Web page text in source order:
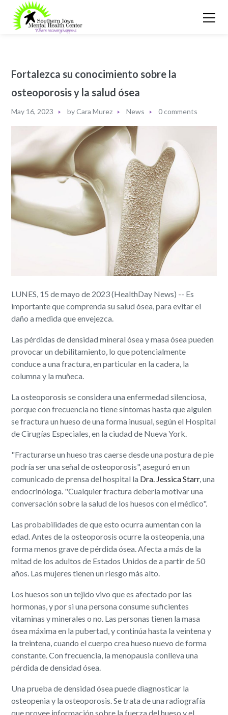
Fortalezca su conocimiento sobre la
osteoporosis y la salud ósea
May 16, 2023 byCara Murez News 0 comments
LUNES, 15 de mayo de 2023 (HealthDay News) -- Es
importante que comprenda su salud ósea, para evitar el
daño a medida que envejezca.
Las pérdidas de densidad mineral ósea y masa ósea pueden
provocar un debilitamiento, lo que potencialmente
conduce a una fractura, en particular en la cadera, la
columna y la muñeca.
La osteoporosis se considera una enfermedad silenciosa,
porque con frecuencia no tiene síntomas hasta que alguien
se fractura un hueso de una forma inusual, según el Hospital
de Cirugías Especiales, en la ciudad de Nueva York.
"Fracturarse un hueso tras caerse desde una postura de pie
podría ser una señal de osteoporosis", aseguró en un
comunicado de prensa del hospital la Dra. Jessica Starr, una
endocrinóloga. "Cualquier fractura debería motivar una
conversación sobre la salud de los huesos con el médico".
Las probabilidades de que esto ocurra aumentan con la
edad. Antes de la osteoporosis ocurre la osteopenia, una
forma menos grave de pérdida ósea. Afecta a más de la
mitad de los adultos de Estados Unidos de a partir de 50
años. Las mujeres tienen un riesgo más alto.
Los huesos son un tejido vivo que es afectado por las
hormonas, y por si una persona consume suficientes
vitaminas y minerales o no. Las personas tienen la masa
ósea máxima en la pubertad, y continúa hasta la veintena y
la treintena, cuando el cuerpo crea hueso nuevo de forma
constante. Con frecuencia, la menopausia conlleva una
pérdida de densidad ósea.
Una prueba de densidad ósea puede diagnosticar la
osteopenia y la osteoporosis. Se trata de una radiografía
que provee información sobre la fuerza del hueso y el